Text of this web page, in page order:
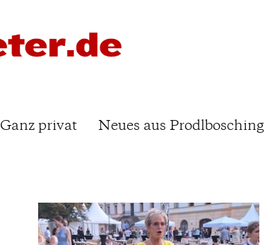
Ganz privat Neues aus Prodlbosching